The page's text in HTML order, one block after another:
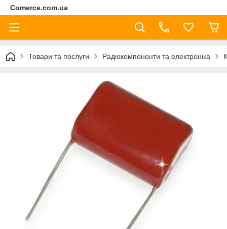
Comerce.com.ua
Товари та послуги Радіокомпоненти та електроніка